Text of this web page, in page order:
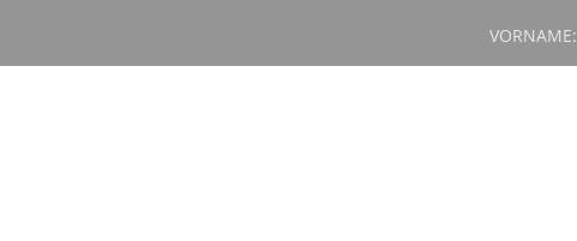
VORNAME: